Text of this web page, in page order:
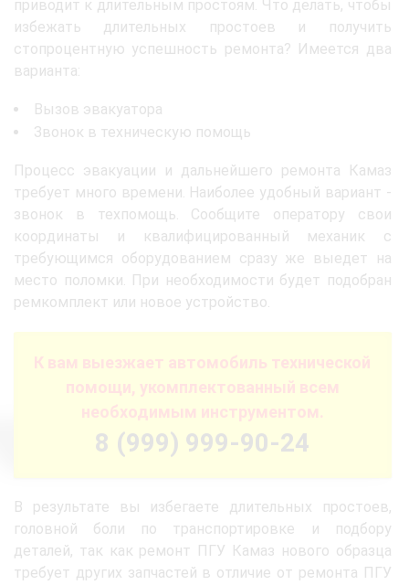
приводит к длительным простоям. Что делать, чтобы
избежать длительных простоев и получить
стопроцентную успешность ремонта? Имеется два
варианта:
Вызов эвакуатора
Звонок в техническую помощь
Процесс эвакуации и дальнейшего ремонта Камаз
требует много времени. Наиболее удобный вариант -
звонок в техпомощь. Сообщите оператору свои
координаты и квалифицированный механик с
требующимся оборудованием сразу же выедет на
место поломки. При необходимости будет подобран
ремкомплект или новое устройство.
К вам выезжает автомобиль технической
помощи, укомплектованный всем
необходимым инструментом.
8 (999) 999-90-24
В результате вы избегаете длительных простоев,
головной боли по транспортировке и подбору
деталей, так как ремонт ПГУ Камаз нового образца
требует других запчастей в отличие от ремонта ПГУ